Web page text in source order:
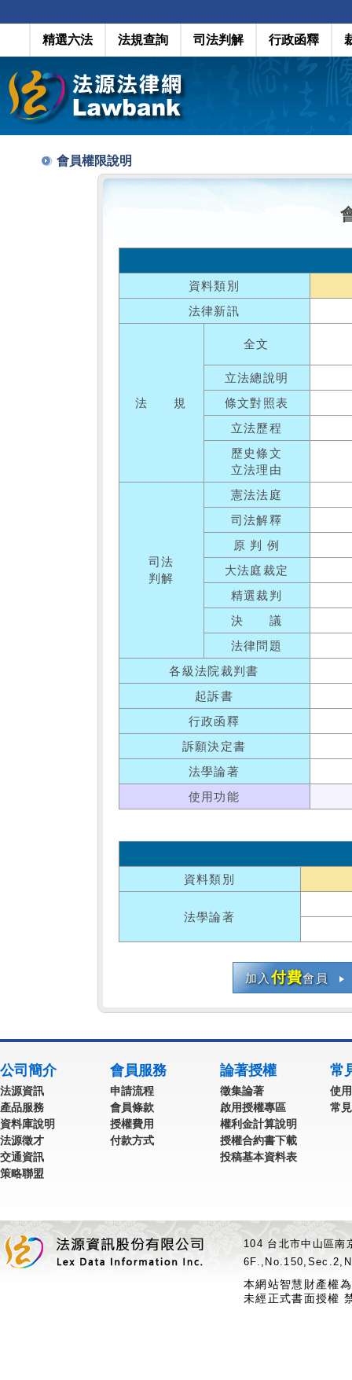
精選六法 法規查詢 司法判解 行政函釋
會員權限說明
資料類別
法律新訊
法 規
全文
立法總說明
條文對照表
立法歷程
歷史條文
立法理由
司法
判解
憲法法庭
司法解釋
原 判 例
大法庭裁定
精選裁判
決 議
法律問題
各級法院裁判書
起訴書
行政函釋
訴願決定書
法學論著
使用功能
資料類別
法學論著
加入付費會員
公司簡介
法源資訊
產品服務
資料庫說明
法源徵才
交通資訊
策略聯盟
會員服務
申請流程
會員條款
授權費用
付款方式
論著授權
徵集論著
啟用授權專區
權利金計算說明
授權合約書下載
投稿基本資料表
常
使
常
104 台北市中山區
本網站智慧財產權
未經正式書面授權